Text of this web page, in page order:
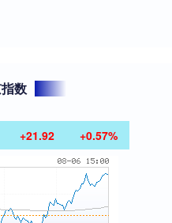
数
+21.92 +0.57%